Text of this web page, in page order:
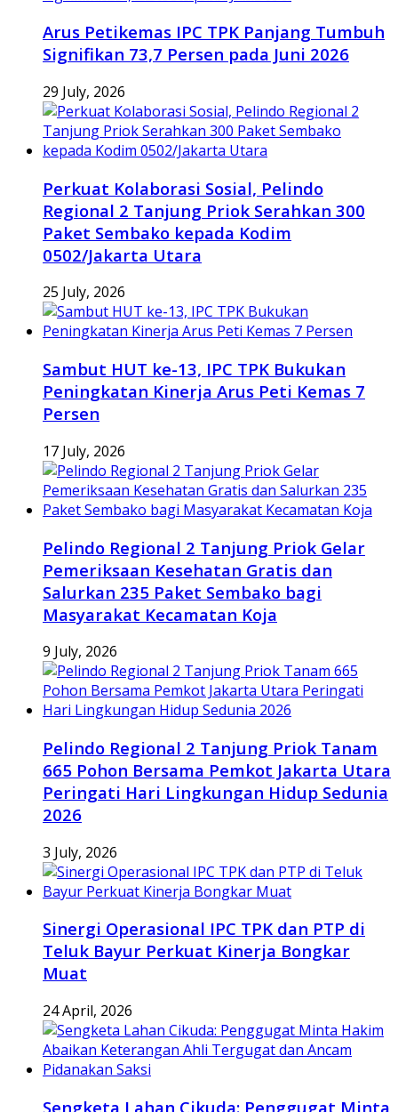
Arus Petikemas IPC TPK Panjang Tumbuh
Signifikan 73,7 Persen pada Juni 2026
29 July, 2026
Perkuat Kolaborasi Sosial, Pelindo
Regional 2 Tanjung Priok Serahkan 300
Paket Sembako kepada Kodim
0502/Jakarta Utara
25 July, 2026
Sambut HUT ke-13, IPC TPK Bukukan
Peningkatan Kinerja Arus Peti Kemas 7
Persen
17 July, 2026
Pelindo Regional 2 Tanjung Priok Gelar
Pemeriksaan Kesehatan Gratis dan
Salurkan 235 Paket Sembako bagi
Masyarakat Kecamatan Koja
9 July, 2026
Pelindo Regional 2 Tanjung Priok Tanam
665 Pohon Bersama Pemkot Jakarta Utara
Peringati Hari Lingkungan Hidup Sedunia
2026
3 July, 2026
Sinergi Operasional IPC TPK dan PTP di
Teluk Bayur Perkuat Kinerja Bongkar
Muat
24 April, 2026
Sengketa Lahan Cikuda: Penggugat Minta